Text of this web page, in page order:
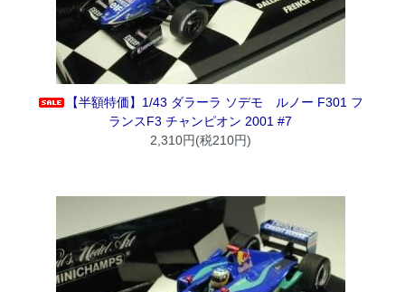
【半額特価】1/43 ダラーラ ソデモ ルノー F301 フ
ランスF3 チャンピオン 2001 #7
2,310円(税210円)